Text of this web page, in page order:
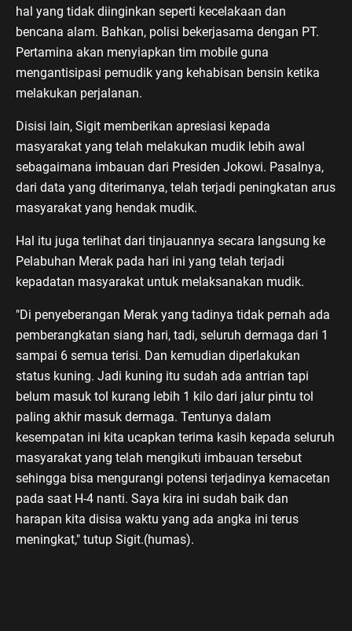
hal yang tidak diinginkan seperti kecelakaan dan
bencana alam. Bahkan, polisi bekerjasama dengan PT.
Pertamina akan menyiapkan tim mobile guna
mengantisipasi pemudik yang kehabisan bensin ketika
melakukan perjalanan.
Disisi lain, Sigit memberikan apresiasi kepada
masyarakat yang telah melakukan mudik lebih awal
sebagaimana imbauan dari Presiden Jokowi. Pasalnya,
dari data yang diterimanya, telah terjadi peningkatan arus
masyarakat yang hendak mudik.
Hal itu juga terlihat dari tinjauannya secara langsung ke
Pelabuhan Merak pada hari ini yang telah terjadi
kepadatan masyarakat untuk melaksanakan mudik.
"Di penyeberangan Merak yang tadinya tidak pernah ada
pemberangkatan siang hari, tadi, seluruh dermaga dari 1
sampai 6 semua terisi. Dan kemudian diperlakukan
status kuning. Jadi kuning itu sudah ada antrian tapi
belum masuk tol kurang lebih 1 kilo dari jalur pintu tol
paling akhir masuk dermaga. Tentunya dalam
kesempatan ini kita ucapkan terima kasih kepada seluruh
masyarakat yang telah mengikuti imbauan tersebut
sehingga bisa mengurangi potensi terjadinya kemacetan
pada saat H-4 nanti. Saya kira ini sudah baik dan
harapan kita disisa waktu yang ada angka ini terus
meningkat," tutup Sigit.(humas).